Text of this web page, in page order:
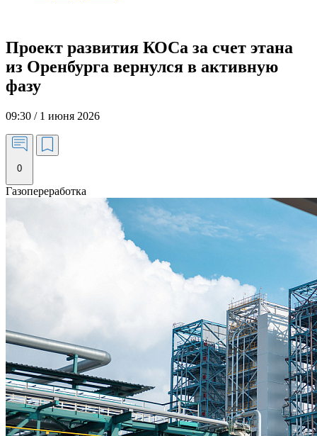
Проект развития КОСа за счет этана
из Оренбурга вернулся в активную
фазу
09:30 / 1 июня 2026
0